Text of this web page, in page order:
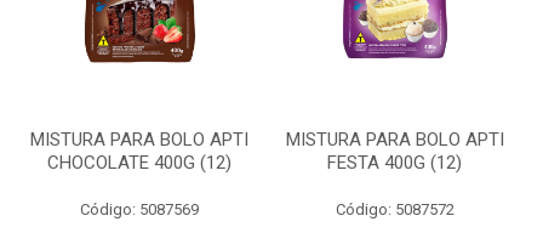
MISTURA PARA BOLO APTI
CHOCOLATE 400G (12)
Código: 5087569
MISTURA PARA BOLO APTI
FESTA 400G (12)
Código: 5087572